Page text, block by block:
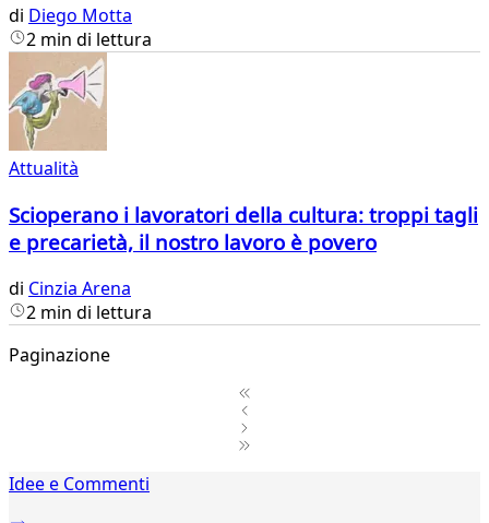
di Diego Motta
2 min di lettura
Attualità
Scioperano i lavoratori della cultura: troppi tagli
e precarietà, il nostro lavoro è povero
di Cinzia Arena
2 min di lettura
Paginazione
2Idee e Commenti